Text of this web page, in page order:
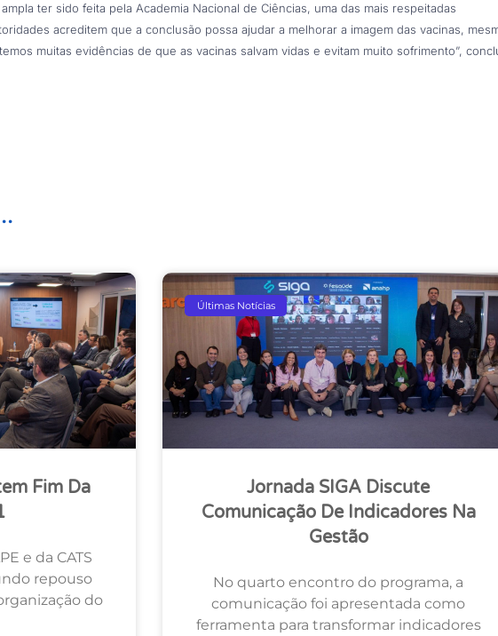
ter sido feita pela Academia Nacional de Ciências, uma das mais respeitadas
acreditem que a conclusão possa ajudar a melhorar a imagem das vacinas,
muitas evidências de que as vacinas salvam vidas e evitam muito sofrimento”,
Fim Da
e da CATS
repouso
do
Últimas Notícias
Jornada SIGA Discute
Comunicação De Indicadores Na
Gestão
No quarto encontro do programa, a
comunicação foi apresentada como
ferramenta para transformar indicadores